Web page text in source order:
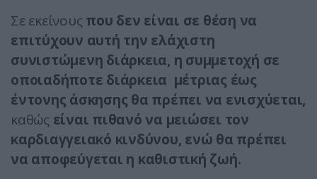
Σε εκείνους που δεν είναι σε θέση να
επιτύχουν αυτή την ελάχιστη
συνιστώμενη διάρκεια, η συμμετοχή σε
οποιαδήποτε διάρκεια μέτριας έως
έντονης άσκησης θα πρέπει να ενισχύεται,
καθώς είναι πιθανό να μειώσει τον
καρδιαγγειακό κινδύνου, ενώ θα πρέπει
να αποφεύγεται η καθιστική ζωή.